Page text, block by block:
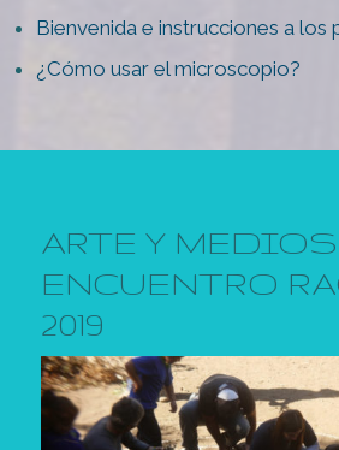
Bienvenida e instrucciones a los
¿Cómo usar el microscopio?
ARTE Y
ENCUENTRO
2019